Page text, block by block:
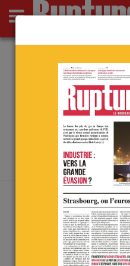
Actus Opinions
Culture
ARCHIVES